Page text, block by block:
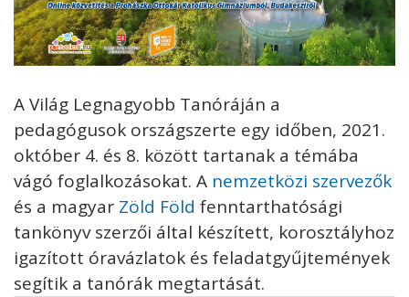
A Világ Legnagyobb Tanóráján a
pedagógusok országszerte egy időben, 2021.
október 4. és 8. között tartanak a témába
vágó foglalkozásokat. A nemzetközi szervezők
és a magyar Zöld Föld fenntarthatósági
tankönyv szerzői által készített, korosztályhoz
igazított óravázlatok és feladatgyűjtemények
segítik a tanórák megtartását.